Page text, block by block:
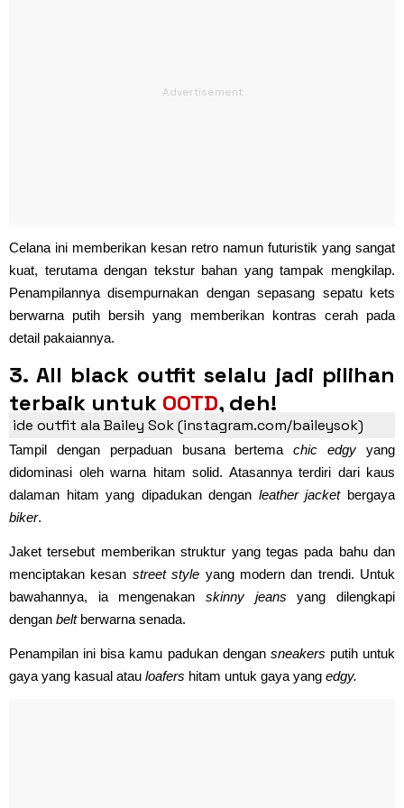
Celana ini memberikan kesan retro namun futuristik yang sangat
kuat, terutama dengan tekstur bahan yang tampak mengkilap.
Penampilannya disempurnakan dengan sepasang sepatu kets
berwarna putih bersih yang memberikan kontras cerah pada
detail pakaiannya.
3. All black outfit selalu jadi pilihan
terbaik untuk OOTD, deh!
ide outfit ala Bailey Sok (instagram.com/baileysok)
Tampil dengan perpaduan busana bertemachic edgy yang
didominasi oleh warna hitam solid. Atasannya terdiri dari kaus
dalaman hitam yang dipadukan dengan leather jacketbergaya
biker.
Jaket tersebut memberikan struktur yang tegas pada bahu dan
menciptakan kesan street style yang modern dan trendi. Untuk
bawahannya, ia mengenakan skinny jeans yang dilengkapi
dengan beltberwarna senada.
Penampilan ini bisa kamu padukan dengan sneakers putih untuk
gaya yang kasual atau loafers hitam untuk gaya yang edgy.